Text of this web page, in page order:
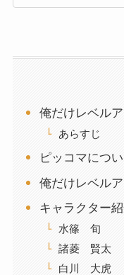
俺だけレベル
あらすじ
ピッコマにつ
俺だけレベル
キャラクター
水篠 旬
諸菱 賢太
白川 大虎